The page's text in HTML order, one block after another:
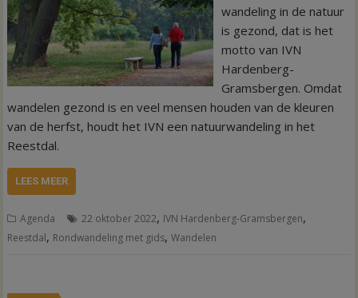
wandeling in de natuur
is gezond, dat is het
motto van IVN
Hardenberg-
Gramsbergen. Omdat
wandelen gezond is en veel mensen houden van de kleuren
van de herfst, houdt het IVN een natuurwandeling in het
Reestdal.
LEES MEER
Agenda 22 oktober 2022, IVN Hardenberg-Gramsbergen,
Reestdal, Rondwandeling met gids,Wandelen